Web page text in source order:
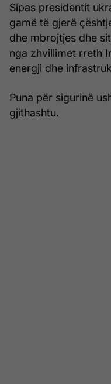
Sipas presidentit
gamë të gjerë
dhe mbrojtjes dhe
nga zhvillimet rreth
energji dhe
Puna për sigurinë
gjithashtu.